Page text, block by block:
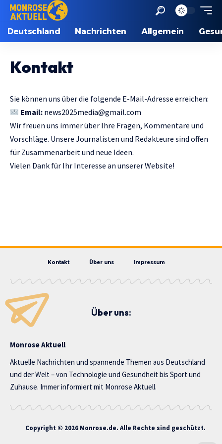
Deutschland Nachrichten Allgemein
Kontakt
Sie können uns über die folgende E-Mail-Adresse erreichen:
Email: news2025media@gmail.com
Wir freuen uns immer über Ihre Fragen, Kommentare und
Vorschläge. Unsere Journalisten und Redakteure sind offen
für Zusammenarbeit und neue Ideen.
Vielen Dank für Ihr Interesse an unserer Website!
Kontakt Über uns Impressum
Über uns:
Monrose Aktuell
Aktuelle Nachrichten und spannende Themen aus Deutschland
und der Welt – von Technologie und Gesundheit bis Sport und
Zuhause. Immer informiert mit Monrose Aktuell.
Copyright © 2026 Monrose.de. Alle Rechte sind geschützt.